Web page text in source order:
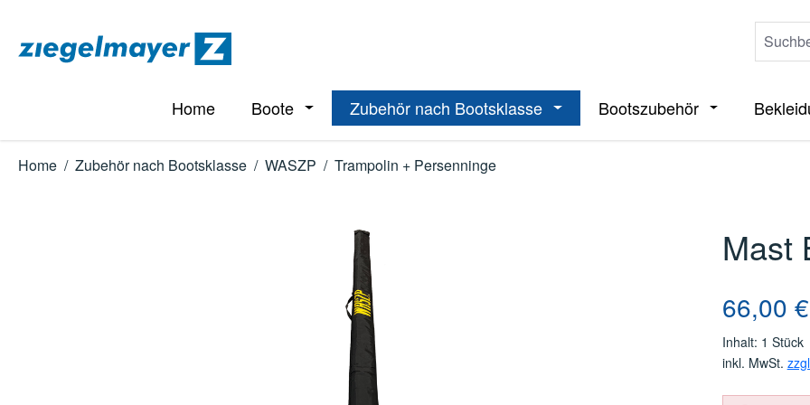
Home Boote Öffne oder Schließe das Dropdown der Kategorie Boote
Zubehör nach Bootsklasse Öffne oder Schließe das Dropdown
Bootszubehör Öffne oder
Home / Zubehör nach Bootsklasse / WASZP / Trampolin + Persenninge
Mast
Regulärer
66,00 €
Inhalt: 1 Stück
inkl. MwSt.